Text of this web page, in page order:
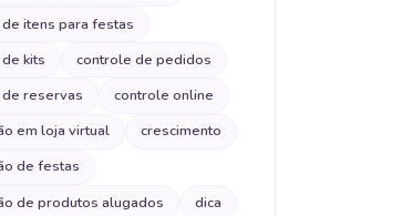
itens para festas
kits
controle de pedidos
reservas
controle online
em loja virtual
crescimento
de festas
de produtos alugados
dica